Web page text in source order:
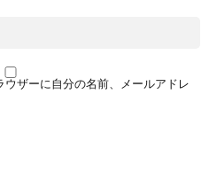
ザーに自分の名前、メールアドレ